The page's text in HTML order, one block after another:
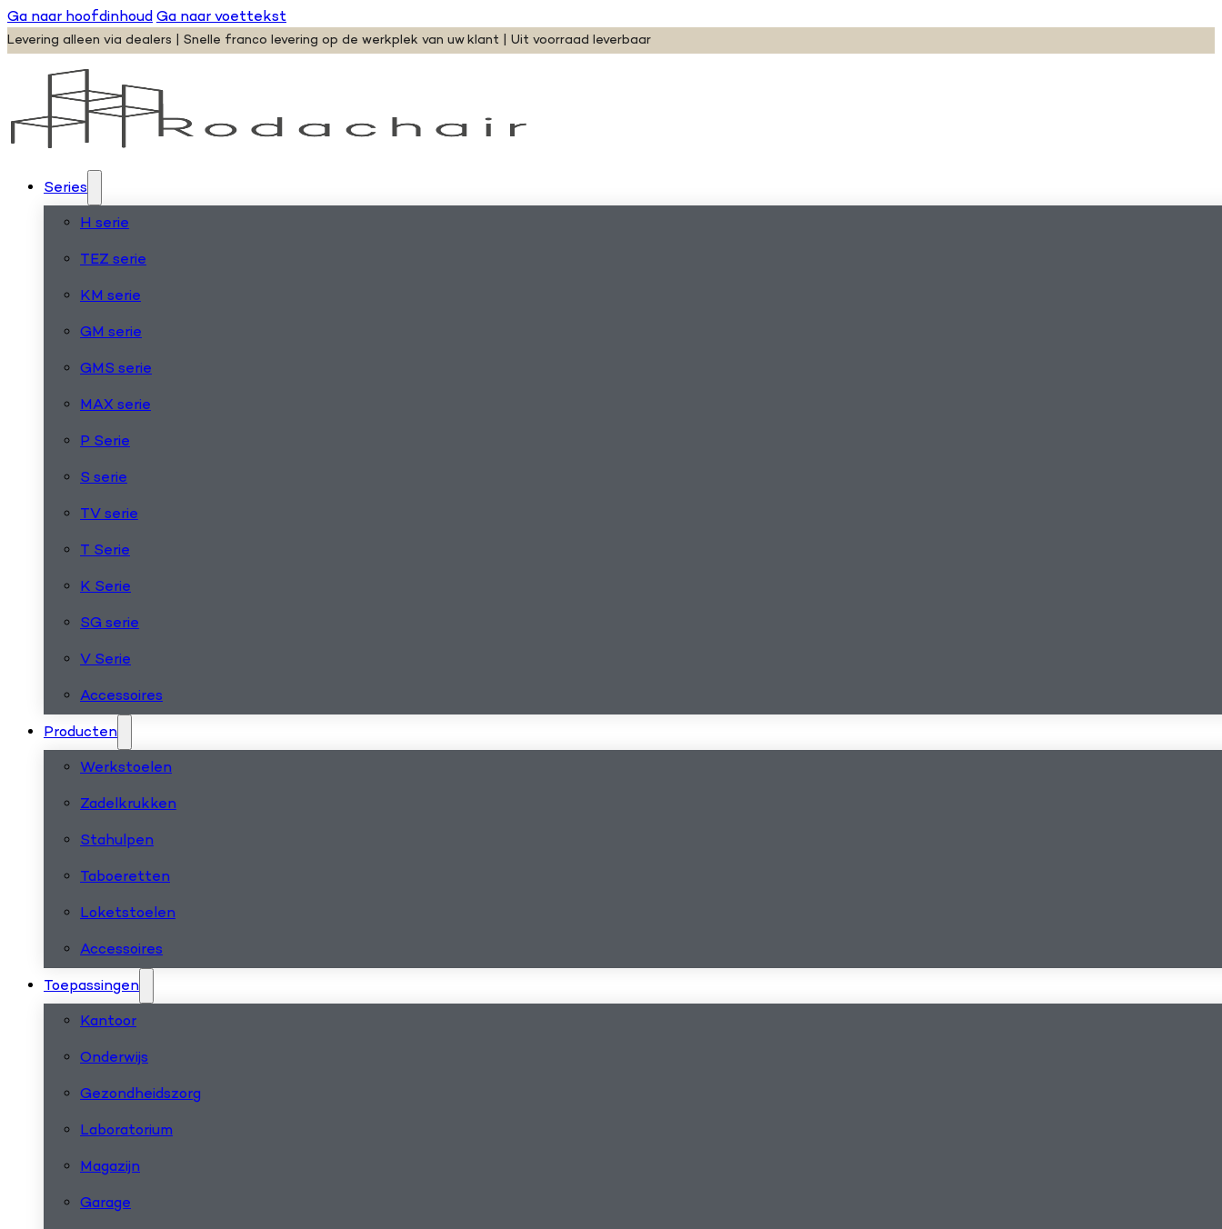
Ga naar hoofdinhoudGa naar voettekst
Levering alleen via dealers | Snelle franco levering op de werkplek van uw klant | Uit voorraad leverbaar
Series
H serie
TEZ serie
KM serie
GM serie
GMS serie
MAX serie
P Serie
S serie
TV serie
T Serie
K Serie
SG serie
V Serie
Accessoires
Producten
Werkstoelen
Zadelkrukken
Stahulpen
Taboeretten
Loketstoelen
Accessoires
Toepassingen
Kantoor
Onderwijs
Gezondheidszorg
Laboratorium
Magazijn
Garage